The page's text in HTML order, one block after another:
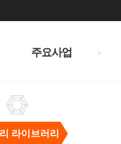
주요사업
라이브러리